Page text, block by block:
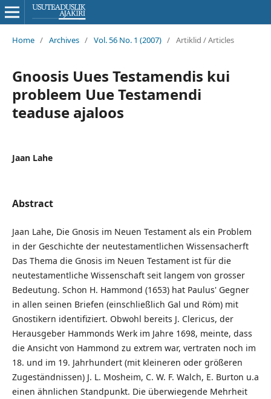
Home / Archives / Vol. 56 No. 1 (2007) / Artiklid / Articles
Gnoosis Uues Testamendis kui
probleem Uue Testamendi
teaduse ajaloos
Jaan Lahe
Abstract
Jaan Lahe, Die Gnosis im Neuen Testament als ein Problem
in der Geschichte der neutestamentlichen Wissensacherft
Das Thema die Gnosis im Neuen Testament ist für die
neutestamentliche Wissenschaft seit langem von grosser
Bedeutung. Schon H. Hammond (1653) hat Paulus' Gegner
in allen seinen Briefen (einschließlich Gal und Röm) mit
Gnostikern identifiziert. Obwohl bereits J. Clericus, der
Herausgeber Hammonds Werk im Jahre 1698, meinte, dass
die Ansicht von Hammond zu extrem war, vertraten noch im
18. und im 19. Jahrhundert (mit kleineren oder größeren
Zugeständnissen) J. L. Mosheim, C. W. F. Walch, E. Burton u.a
einen ähnlichen Standpunkt. Die überwiegende Mehrheit